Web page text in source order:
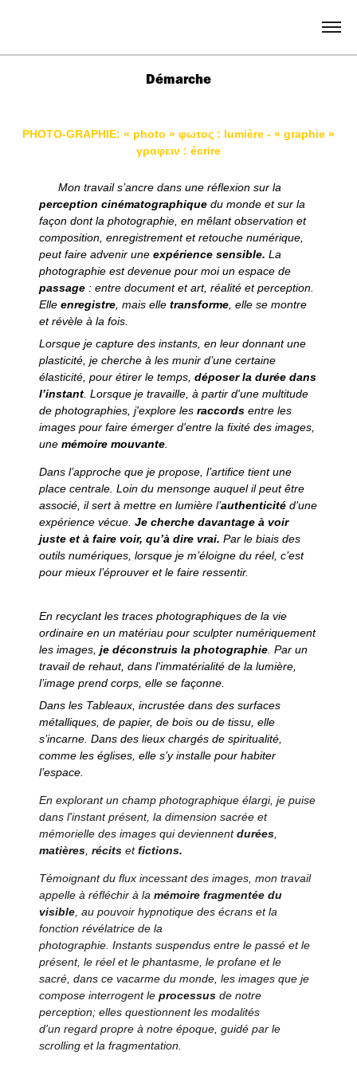
Démarche
PHOTO-GRAPHIE: « photo » φωτoς : lumière - « graphie »
γραφειν : écrire
Mon travail s’ancre dans une réflexion sur la
perception cinématographiquedu monde et sur la
façon dont la photographie, en mêlant observation et
composition, enregistrement et retouche numérique,
peut faire advenir une expérience sensible. La
photographie est devenue pour moi un espace de
passage : entre document et art, réalité et perception.
Elle enregistre, mais elle transforme, elle se montre
et révèle à la fois.
Lorsque je capture des instants, en leur donnant une
plasticité, je cherche à les munir d’une certaine
élasticité, pour étirer le temps, déposer la durée dans
l’instant. Lorsque je travaille, à partir d'une multitude
de photographies, j'explore les raccords entre les
images pour faire émerger d'entre la fixité des images,
une mémoire mouvante.
Dans l’approche que je propose, l’artifice tient une
place centrale. Loin du mensonge auquel il peut être
associé, il sert à mettre en lumière l’authenticité d’une
expérience vécue. Je cherche davantage à voir
juste et à faire voir, qu’à dire vrai. Par le biais des
outils numériques, lorsque je m’éloigne du réel, c’est
pour mieux l’éprouver et le faire ressentir.
En recyclant les traces photographiques de la vie
ordinaire en un matériau pour sculpter numériquement
les images, je déconstruis la photographie. Par un
travail de rehaut, dans l'immatérialité de la lumière,
l’image prend corps, elle se façonne.
Dans les Tableaux, incrustée dans des surfaces
métalliques, de papier, de bois ou de tissu, elle
s’incarne. Dans des lieux chargés de spiritualité,
comme les églises, elle s’y installe pour habiter
l’espace.
En explorant un champ photographique élargi, je puise
dans l'instant présent, la dimension sacrée et
mémorielle des images quideviennentdurées,
matières, récits etfictions.
Témoignant du flux incessant des images, mon travail
appelle à réfléchir à la mémoire fragmentée du
visible, au pouvoir hypnotique des écrans et la
fonction révélatrice de la
photographie. Instants suspendus entre le passé et le
présent, le réel et le phantasme, le profane et le
sacré, dans ce vacarme du monde, les images que je
compose interrogent le processus de notre
perception; elles questionnent les modalités
d'un regard propre à notre époque, guidé par le
scrolling et la fragmentation.